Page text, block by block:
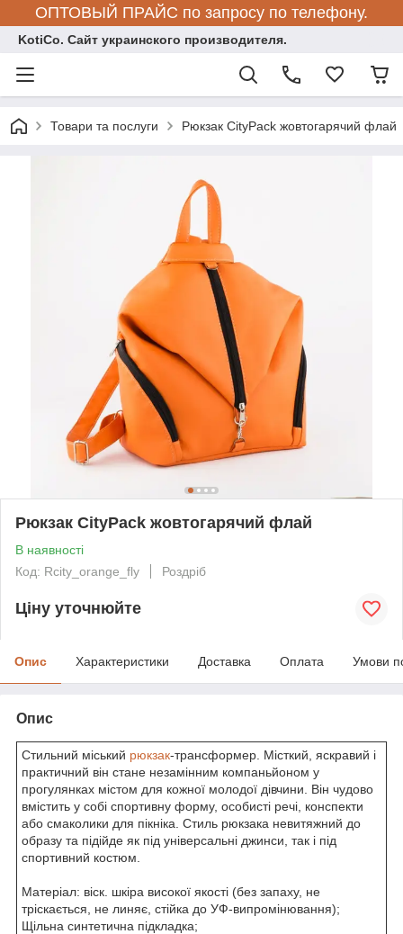
ОПТОВЫЙ ПРАЙС по запросу по телефону.
KotiCo. Сайт украинского производителя.
Товари та послуги Рюкзак CityPack жовтогарячий флай
Рюкзак CityPack жовтогарячий флай
В наявності
Код: Rcity_orange_fly
Роздріб
Ціну уточнюйте
Опис Характеристики Доставка Оплата Умови
Опис
Стильний міський рюкзак-трансформер. Місткий, яскравий і
практичний він стане незамінним компаньйоном у
прогулянках містом для кожної молодої дівчини. Він чудово
вмістить у собі спортивну форму, особисті речі, конспекти
або смаколики для пікніка. Стиль рюкзака невитяжний до
образу та підійде як під універсальні джинси, так і під
спортивний костюм.
Матеріал: віск. шкіра високої якості (без запаху, не
тріскається, не линяє, стійка до УФ-випромінювання);
Щільна синтетична підкладка;